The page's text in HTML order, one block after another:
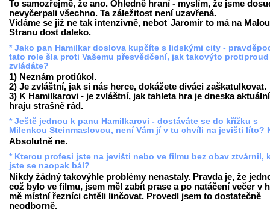
To samozřejmě, že ano. Ohledně hraní - myslím, že jsme
nevyčerpali všechno. Ta záležitost není uzavřená.
Vídáme se již ne tak intenzivně, neboť Jaromír to má na Malou
Stranu dost daleko.
* Jako pan Hamilkar doslova kupčíte s lidskými city -
tato role šla proti Vašemu přesvědčení, jak takovýto protiproud
zvládáte?
1) Neznám protiúkol.
2) Je zvláštní, jak si nás herce, dokážete diváci zaškatulkovat.
3) K Hamilkarovi - je zvláštní, jak tahleta hra je dneska
hraju strašně rád.
* Ještě jednou k panu Hamilkarovi - dostáváte se do křížku s
Milenkou Steinmaslovou, není Vám jí v tu chvíli na jevišti líto?
Absolutně ne.
* Kterou profesi jste na jevišti nebo ve filmu bez obav ztvárnil,
jste se naopak bál?
Nikdy žádný takovýhle problémy nenastaly. Pravda je, že
což bylo ve filmu, jsem měl zabít prase a po natáčení večer v
mě místní řezníci chtěli linčovat. Provedl jsem to dostatečně
neodborně.